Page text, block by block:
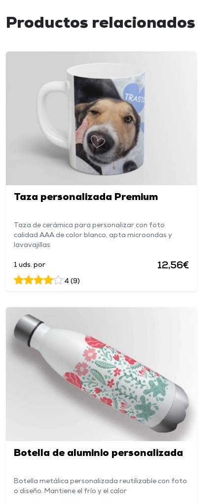
Productos relacionados
Taza personalizada Premium
Taza de cerámica para personalizar con foto
calidad AAA de color blanco, apta microondas y
lavavajillas
1 uds. por 12,56€
4 (9)
Botella de aluminio personalizada
Botella metálica personalizada reutilizable con foto
o diseño. Mantiene el frío y el calor